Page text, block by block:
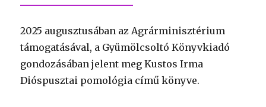
2025 augusztusában az Agrárminisztérium
támogatásával, a Gyümölcsoltó Könyvkiadó
gondozásában jelent meg Kustos Irma
Dióspusztai pomológia című könyve.